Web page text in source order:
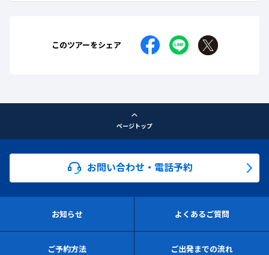
このツアーをシェア
ページトップ
お問い合わせ・電話予約
お知らせ よくあるご質問
ご予約方法 ご出発までの流れ